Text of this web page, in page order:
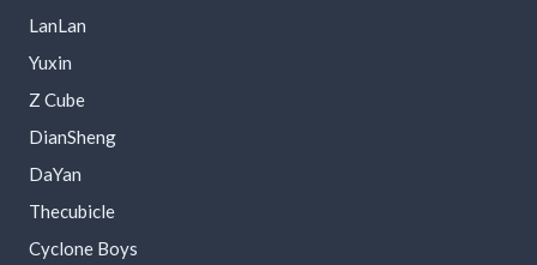
LanLan
Yuxin
Z Cube
DianSheng
DaYan
Thecubicle
Cyclone Boys